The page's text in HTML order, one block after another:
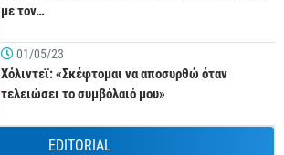
με τον…
01/05/23
Χόλιντεϊ: «Σκέφτομαι να αποσυρθώ όταν
τελειώσει το συμβόλαιό μου»
EDITORIAL